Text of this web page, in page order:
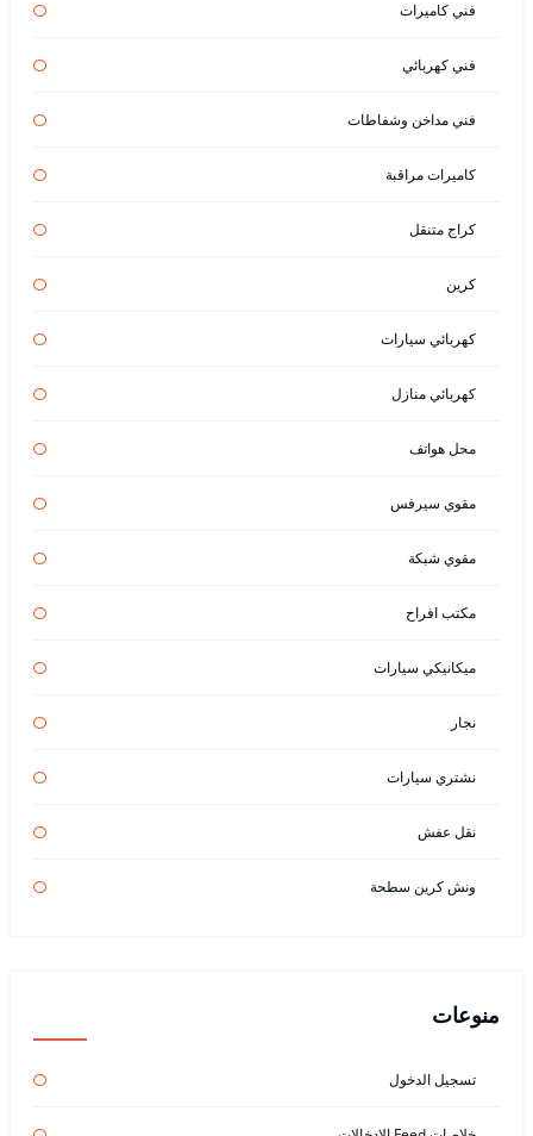
فني كاميرات
فني كهربائي
فني مداخن وشفاطات
كاميرات مراقبة
كراج متنقل
كرين
كهربائي سيارات
كهربائي منازل
محل هواتف
مقوي سيرفس
مقوي شبكة
مكتب افراح
ميكانيكي سيارات
نجار
نشتري سيارات
نقل عفش
ونش كرين سطحة
منوعات
تسجيل الدخول